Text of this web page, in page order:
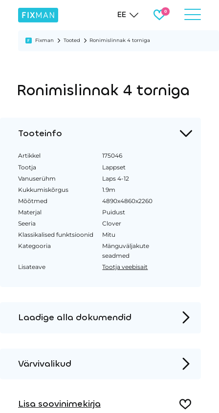
EE
Fixman Tooted Ronimislinnak 4 torniga
Ronimislinnak 4 torniga
Tooteinfo
Artikkel
175046
Tootja
Lappset
Vanuserühm
Laps 4-12
Kukkumiskõrgus
1.9m
Mõõtmed
4890x4860x2260
Materjal
Puidust
Seeria
Clover
Klassikalised funktsioonid
Mitu
Kategooria
Mänguväljakute
seadmed
Lisateave
Tootja veebisait
Laadige alla dokumendid
3D DWG
Värvivalikud
Lisa soovinimekirja